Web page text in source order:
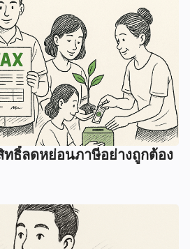
ทธิ์ลดหย่อนภาษีอย่างถูกต้อง